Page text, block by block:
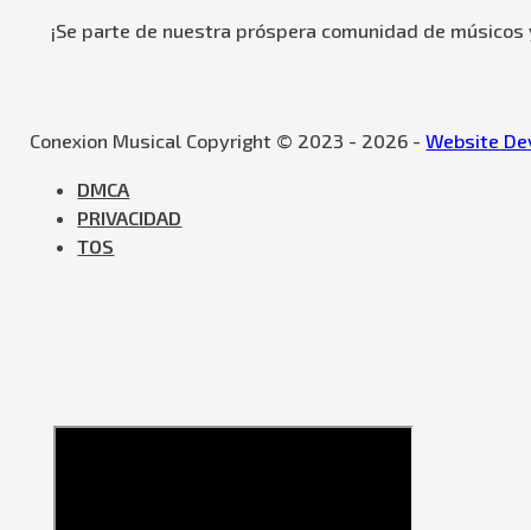
¡Se parte de nuestra próspera comunidad de
Conexion Musical Copyright © 2023 - 2026 -Website
DMCA
PRIVACIDAD
TOS